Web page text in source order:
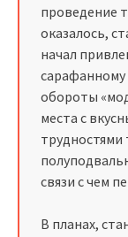
проведение
оказалось,
начал
сарафанному
обороты
места с
трудностями
связи с чем
В планах,